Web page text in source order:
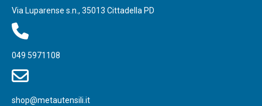
Via Luparense s.n., 35013 Cittadella PD
049 5971108
shop@metautensili.it